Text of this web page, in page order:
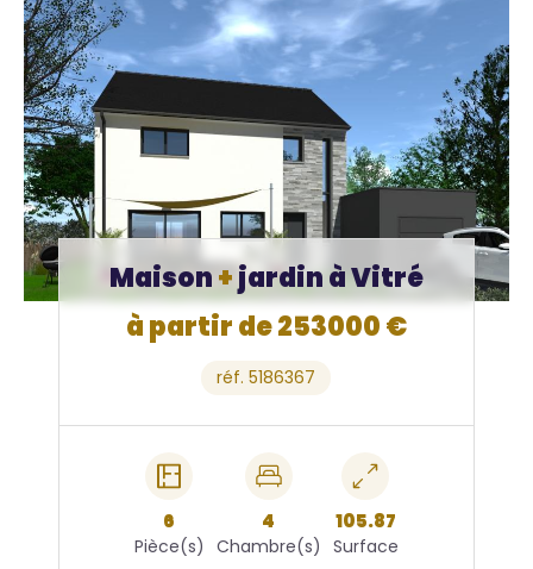
Maison+jardin à Vitré
à partir de 253000 €
réf. 5186367
6
Pièce(s)
4
Chambre(s)
105.87
Surface